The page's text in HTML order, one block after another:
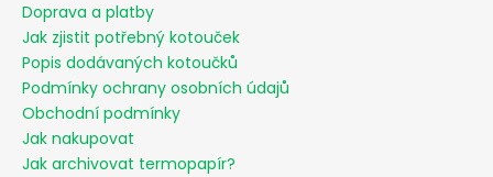
Doprava a platby
Jak zjistit potřebný kotouček
Popis dodávaných kotoučků
Podmínky ochrany osobních údajů
Obchodní podmínky
Jak nakupovat
Jak archivovat termopapír?